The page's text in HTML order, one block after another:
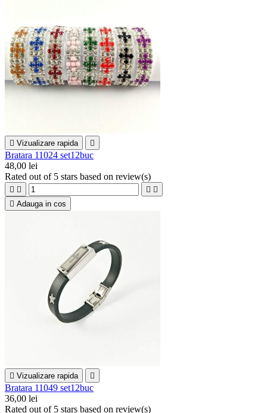
 Vizualizare rapida 
Bratara 11024 set12buc
48,00 lei
Rated out of 5 stars based on review(s)
   
 Adauga in cos
 Vizualizare rapida 
Bratara 11049 set12buc
36,00 lei
Rated out of 5 stars based on review(s)